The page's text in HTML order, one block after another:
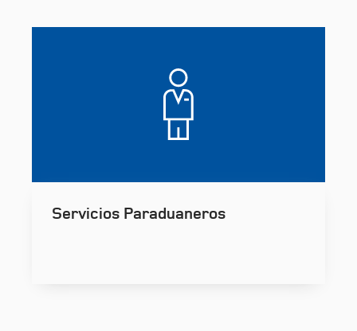
Servicios Paraduaneros